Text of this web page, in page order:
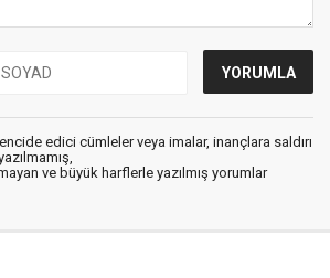
edici cümleler veya imalar, inançlara saldırı
ve büyük harflerle yazılmış yorumlar